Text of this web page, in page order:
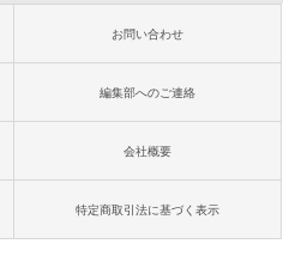
お問い合わせ
編集部へのご連絡
会社概要
特定商取引法に基づく表示